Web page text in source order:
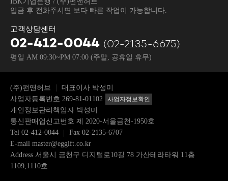
입금 후 전화주시면 보다 빠른 작업이 가능합니다.
고객상담센터
02-412-0044 (02-2135-6675)
평일 AM 09:30~PM 07:00 (주말, 공휴일 휴무)
(주)펀앤허브
대표이사 박성미
사업자등록번호 269-81-01102
사업자정보확인
개인정보관리책임자 박성미
통신판매업신고번호 제 2020-서울금천-1950호
Tel 02-412-0044
Fax 02-2135-6707
E-mail master@eggift.co.kr
Address 서울시 금천구 디지털로10길 78 가산테라타워 11층
1109,1110호